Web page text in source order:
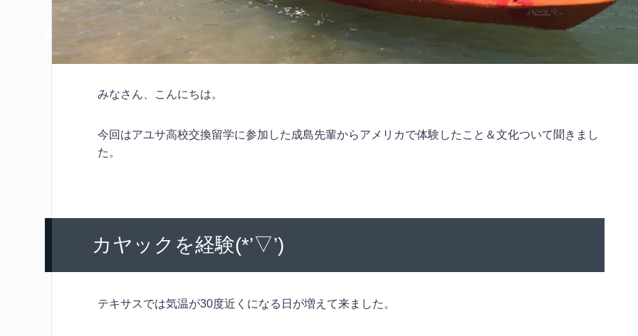
みなさん、こんにちは。
今回はアユサ高校交換留学に参加した成島先輩からアメリカで体験したこと＆文化ついて聞きまし
た。
カヤックを経験(*’▽’)
テキサスでは気温が30度近くになる日が増えて来ました。